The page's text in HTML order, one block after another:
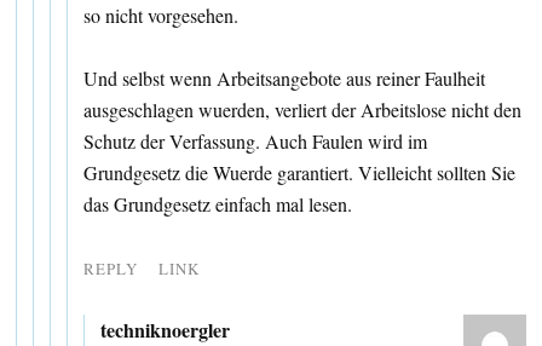
so nicht vorgesehen.
Und selbst wenn Arbeitsangebote aus reiner Faulheit
ausgeschlagen wuerden, verliert der Arbeitslose nicht den
Schutz der Verfassung. Auch Faulen wird im
Grundgesetz die Wuerde garantiert. Vielleicht sollten Sie
das Grundgesetz einfach mal lesen.
REPLY LINK
techniknoergler